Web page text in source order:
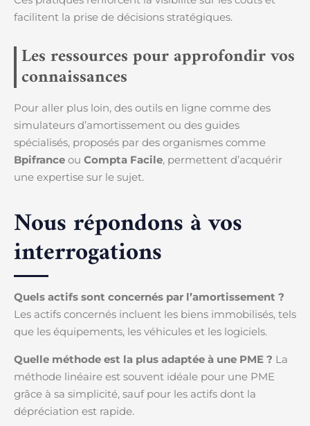
facilitent la prise de décisions stratégiques.
Les ressources pour approfondir vos
connaissances
Pour aller plus loin, des outils en ligne comme des
simulateurs d’amortissement ou des guides
spécialisés, proposés par des organismes comme
Bpifrance ou Compta Facile, permettent d’acquérir
une expertise sur le sujet.
Nous répondons à vos
interrogations
Quels actifs sont concernés par l’amortissement ?
Les actifs concernés incluent les biens immobilisés, tels
que les équipements, les véhicules et les logiciels.
Quelle méthode est la plus adaptée à une PME ? La
méthode linéaire est souvent idéale pour une PME
grâce à sa simplicité, sauf pour les actifs dont la
dépréciation est rapide.